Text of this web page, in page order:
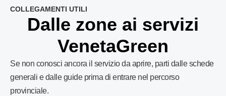
COLLEGAMENTI UTILI
Dalle zone ai servizi
VenetaGreen
Se non conosci ancora il servizio da aprire, parti dalle schede
generali e dalle guide prima di entrare nel percorso
provinciale.